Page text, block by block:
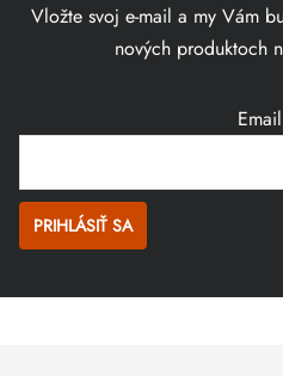
Vložte svoj e-mail a my Vám
nových produktoch
Email
PRIHLÁSIŤ SA